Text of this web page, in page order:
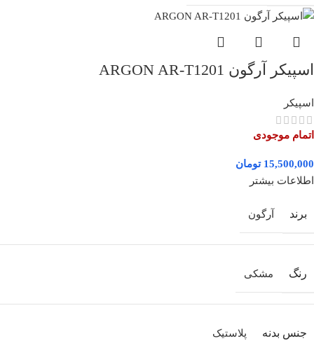
اسپیکر آرگون ARGON AR-T1201
اسپیکر
اتمام موجودی
تومان
اطلاعات بیشتر
برند آرگون
رنگ مشکی
جنس بدنه پلاستیک